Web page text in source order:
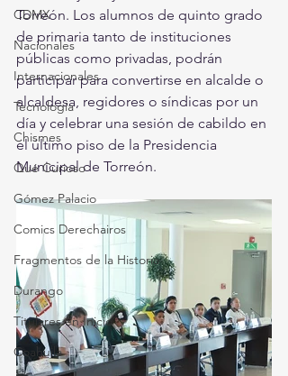
CDMX
Nacionales
Internacionales
Tecnología
Chismes
Qué Curioso
Gómez Palacio
Comics Derechairos
Fragmentos de la Historia
Durango
Titulares en Inicio
Coahuila
Torreón. Los alumnos de quinto grado
de primaria tanto de instituciones
públicas como privadas, podrán
participar para convertirse en alcalde o
alcaldesa, regidores o síndicas por un
día y celebrar una sesión de cabildo en
el último piso de la Presidencia
Municipal de Torreón.